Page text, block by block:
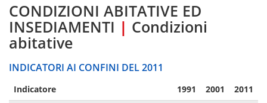
CONDIZIONI ABITATIVE ED
INSEDIAMENTI | Condizioni
abitative
INDICATORI AI CONFINI DEL 2011
Indicatore 1991 2001 2011